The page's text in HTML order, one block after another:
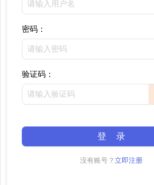
密码：
验证码：
登 录
没有账号？ 立即注册